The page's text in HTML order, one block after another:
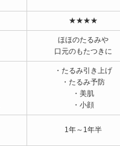
★★★★
ほほのたるみや
口元のもたつきに
・たるみ引き上げ
・たるみ予防
・美肌
・小顔
1年～1年半